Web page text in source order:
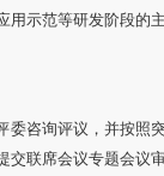
用示范等研发阶段的
委咨询评议，并按照
交联席会议专题会议